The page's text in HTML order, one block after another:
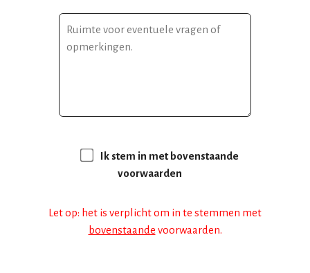
Ik stem in met bovenstaande
voorwaarden
Let op: het is verplicht om in te stemmen met
bovenstaande voorwaarden.